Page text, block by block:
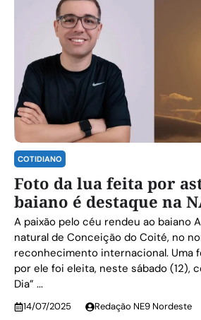
COTIDIANO
Foto da lua feita por
baiano é destaque na
A paixão pelo céu rendeu ao baiano
natural de Conceição do Coité, no
reconhecimento internacional. Uma
por ele foi eleita, neste sábado (12),
Dia” ...
14/07/2025 Redação NE9 Nordeste